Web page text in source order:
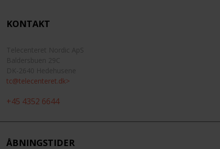
KONTAKT
tc@telecenteret.dk>
+45 4352 6644
ÅBNINGSTIDER